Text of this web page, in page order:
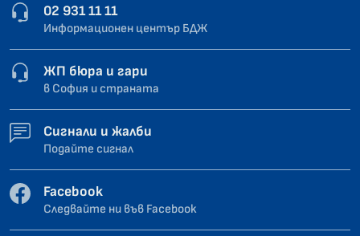
02 931 11 11
Информационен център БДЖ
ЖП бюра и гари
в София и страната
Сигнали и жалби
Подайте сигнал
Facebook
Следвайте ни във Facebook